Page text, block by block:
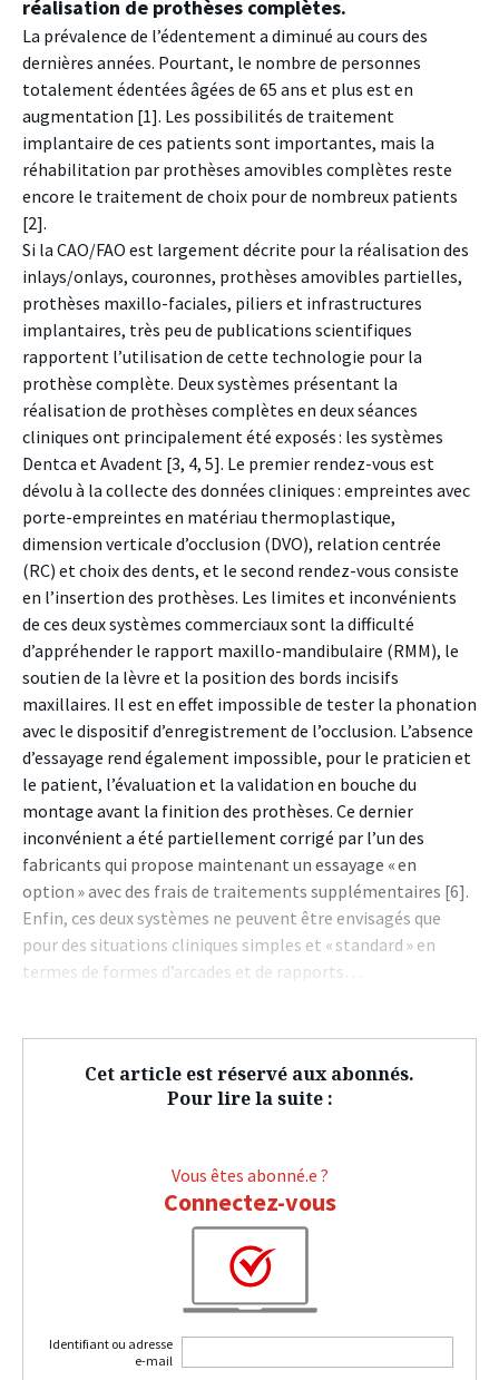
réalisation de prothèses complètes.
La prévalence de l’édentement a diminué au cours des
dernières années. Pourtant, le nombre de personnes
totalement édentées âgées de 65 ans et plus est en
augmentation [1]. Les possibilités de traitement
implantaire de ces patients sont importantes, mais la
réhabilitation par prothèses amovibles complètes reste
encore le traitement de choix pour de nombreux patients
[2].
Si la CAO/FAO est largement décrite pour la réalisation des
inlays/onlays, couronnes, prothèses amovibles partielles,
prothèses maxillo-faciales, piliers et infrastructures
implantaires, très peu de publications scientifiques
rapportent l’utilisation de cette technologie pour la
prothèse complète. Deux systèmes présentant la
réalisation de prothèses complètes en deux séances
cliniques ont principalement été exposés : les systèmes
Dentca et Avadent [3, 4, 5]. Le premier rendez-vous est
dévolu à la collecte des données cliniques : empreintes avec
porte-empreintes en matériau thermoplastique,
dimension verticale d’occlusion (DVO), relation centrée
(RC) et choix des dents, et le second rendez-vous consiste
en l’insertion des prothèses. Les limites et inconvénients
de ces deux systèmes commerciaux sont la difficulté
d’appréhender le rapport maxillo-mandibulaire (RMM), le
soutien de la lèvre et la position des bords incisifs
maxillaires. Il est en effet impossible de tester la phonation
avec le dispositif d’enregistrement de l’occlusion. L’absence
d’essayage rend également impossible, pour le praticien et
le patient, l’évaluation et la validation en bouche du
montage avant la finition des prothèses. Ce dernier
inconvénient a été partiellement corrigé par l’un des
fabricants qui propose maintenant un essayage « en
option » avec des frais de traitements supplémentaires [6].
Enfin, ces deux systèmes ne peuvent être envisagés que
pour des situations cliniques simples et « standard » en
termes de formes d’arcades et de rapports…
Cet article est réservé aux abonnés.
Pour lire la suite :
Vous êtes abonné.e ?
Connectez-vous
Identifiant ou adresse
e-mail